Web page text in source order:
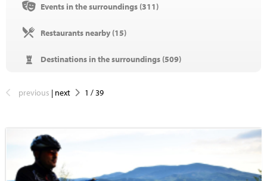
Events in the surroundings (311)
Restaurants nearby (15)
Destinations in the surroundings (509)
previous | next 1 /39